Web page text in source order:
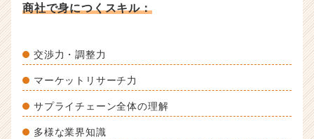
h
a
e
商社で身につくスキル：
交渉力・調整力
マーケットリサーチ力
サプライチェーン全体の理解
多様な業界知識